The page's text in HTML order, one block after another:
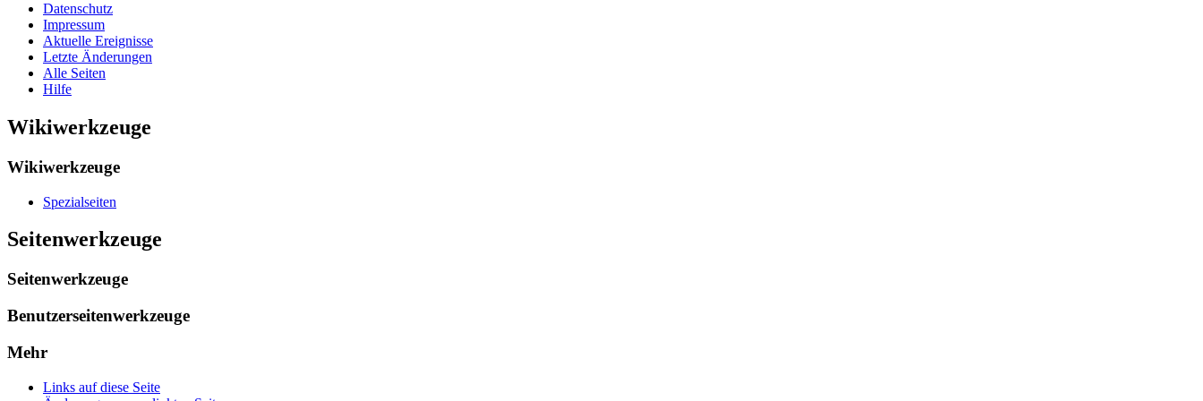
Datenschutz
Impressum
Aktuelle Ereignisse
Letzte Änderungen
Alle Seiten
Hilfe
Wikiwerkzeuge
Wikiwerkzeuge
Spezialseiten
Seitenwerkzeuge
Seitenwerkzeuge
Benutzerseitenwerkzeuge
Mehr
Links auf diese Seite